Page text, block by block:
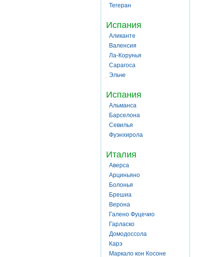
Тегеран
Испания
Аликанте
Валенсия
Ла-Корунья
Сарагоса
Эльче
Испания
Альманса
Барселона
Севилья
Фуэнхирола
Италия
Аверса
Арциньяно
Болонья
Брешиа
Верона
Галено Фуцечио
Гарласко
Домодоссола
Карэ
Маркало кон Косоне